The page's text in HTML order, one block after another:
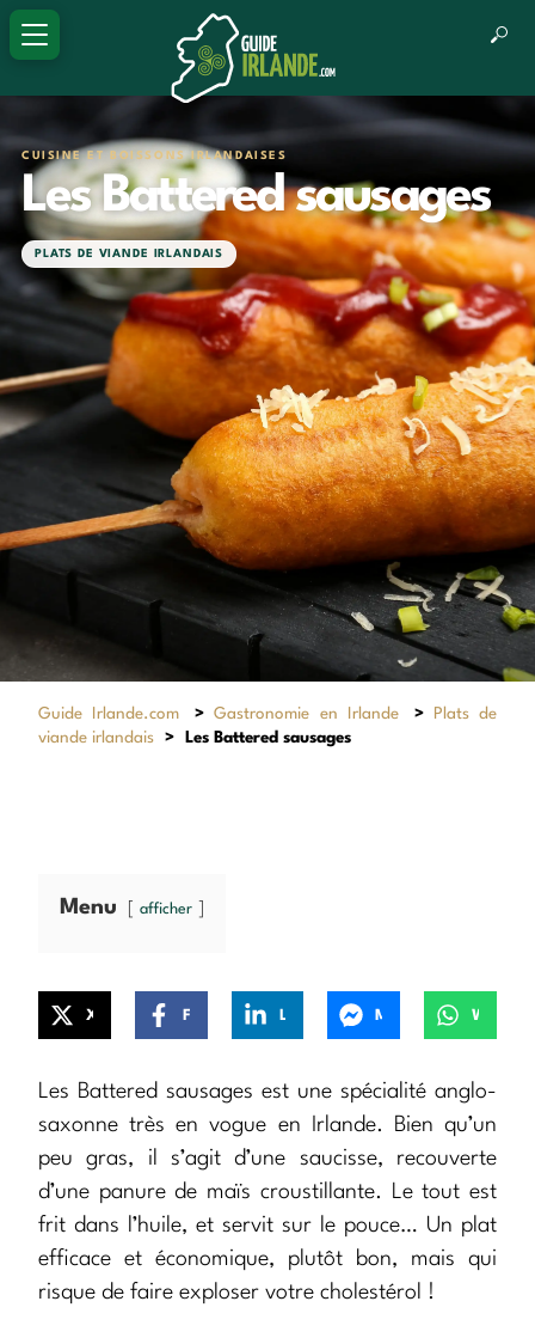
CUISINE ET BOISSONS IRLANDAISES
Les Battered sausages
PLATS DE VIANDE IRLANDAIS
Guide Irlande.com >Gastronomie en Irlande >
Plats de
viande irlandais
> Les Battered sausages
Menu afficher
Les Battered sausages est une spécialité anglo-
saxonne très en vogue en Irlande. Bien qu’un
peu gras, il s’agit d’une saucisse, recouverte
d’une panure de maïs croustillante. Le tout est
frit dans l’huile, et servit sur le pouce… Un plat
efficace et économique, plutôt bon, mais qui
risque de faire exploser votre cholestérol !